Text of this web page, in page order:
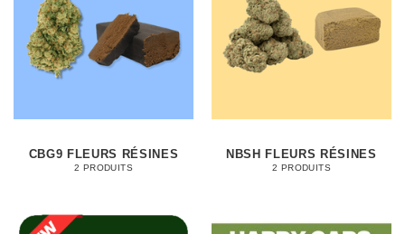
CBG9 FLEURS RÉSINES
2 PRODUITS
NBSH FLEURS RÉSINES
2 PRODUITS